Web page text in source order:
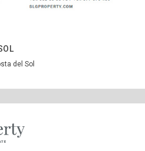
del Sol